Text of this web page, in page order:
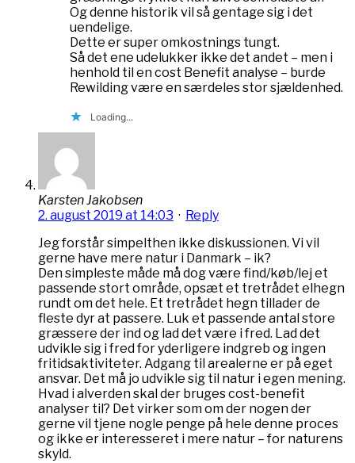
Og denne historik vil så gentage sig i det
uendelige.
Dette er super omkostnings tungt.
Så det ene udelukker ikke det andet – men i
henhold til en cost Benefit analyse – burde
Rewilding være en særdeles stor sjældenhed.
Loading...
Karsten Jakobsen
2. august 2019 at 14:03 · Reply
Jeg forstår simpelthen ikke diskussionen. Vi vil
gerne have mere natur i Danmark – ik?
Den simpleste måde må dog være find/køb/lej et
passende stort område, opsæt et tretrådet elhegn
rundt om det hele. Et tretrådet hegn tillader de
fleste dyr at passere. Luk et passende antal store
græssere der ind og lad det være i fred. Lad det
udvikle sig i fred for yderligere indgreb og ingen
fritidsaktiviteter. Adgang til arealerne er på eget
ansvar. Det må jo udvikle sig til natur i egen mening.
Hvad i alverden skal der bruges cost-benefit
analyser til? Det virker som om der nogen der
gerne vil tjene nogle penge på hele denne proces
og ikke er interesseret i mere natur – for naturens
skyld.